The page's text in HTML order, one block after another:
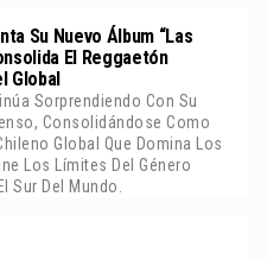
Su Nuevo Álbum “Las
El Reggaetón
Global
Sorprendiendo Con Su
Consolidándose Como
Global Que Domina Los
Los Límites Del Género
Sur Del Mundo.